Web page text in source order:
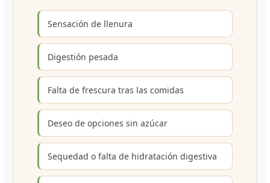
Sensación de llenura
Digestión pesada
Falta de frescura tras las comidas
Deseo de opciones sin azúcar
Sequedad o falta de hidratación digestiva